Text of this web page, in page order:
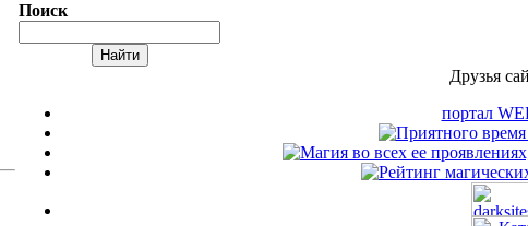
Поиск
Друзья
портал